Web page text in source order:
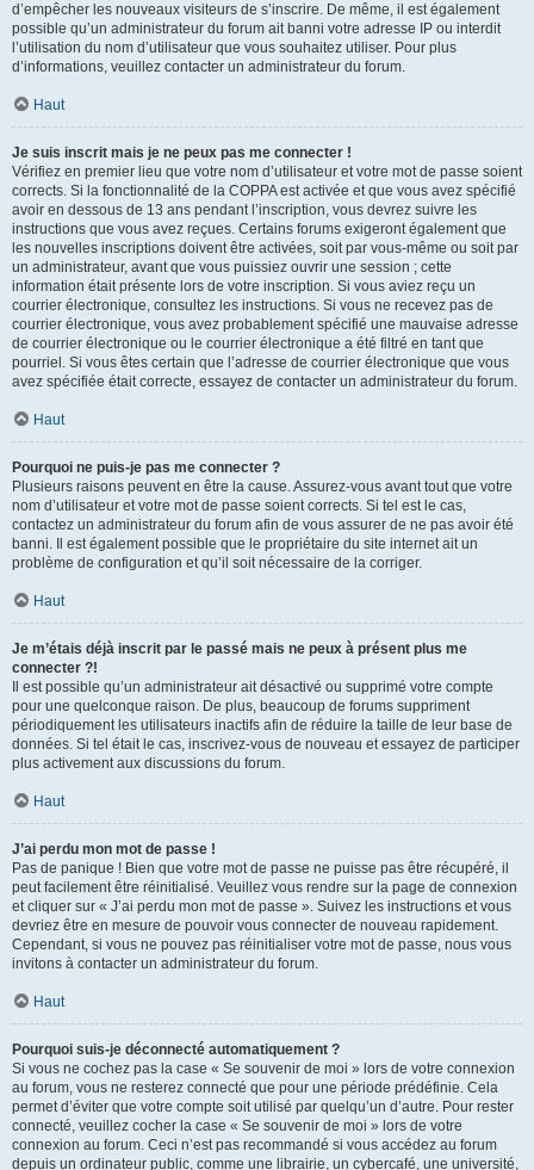
d’empêcher les nouveaux visiteurs de s’inscrire. De même, il est également
possible qu’un administrateur du forum ait banni votre adresse IP ou interdit
l’utilisation du nom d’utilisateur que vous souhaitez utiliser. Pour plus
d’informations, veuillez contacter un administrateur du forum.
Haut
Je suis inscrit mais je ne peux pas me connecter !
Vérifiez en premier lieu que votre nom d’utilisateur et votre mot de passe soient
corrects. Si la fonctionnalité de la COPPA est activée et que vous avez spécifié
avoir en dessous de 13 ans pendant l’inscription, vous devrez suivre les
instructions que vous avez reçues. Certains forums exigeront également que
les nouvelles inscriptions doivent être activées, soit par vous-même ou soit par
un administrateur, avant que vous puissiez ouvrir une session ; cette
information était présente lors de votre inscription. Si vous aviez reçu un
courrier électronique, consultez les instructions. Si vous ne recevez pas de
courrier électronique, vous avez probablement spécifié une mauvaise adresse
de courrier électronique ou le courrier électronique a été filtré en tant que
pourriel. Si vous êtes certain que l’adresse de courrier électronique que vous
avez spécifiée était correcte, essayez de contacter un administrateur du forum.
Haut
Pourquoi ne puis-je pas me connecter ?
Plusieurs raisons peuvent en être la cause. Assurez-vous avant tout que votre
nom d’utilisateur et votre mot de passe soient corrects. Si tel est le cas,
contactez un administrateur du forum afin de vous assurer de ne pas avoir été
banni. Il est également possible que le propriétaire du site internet ait un
problème de configuration et qu’il soit nécessaire de la corriger.
Haut
Je m’étais déjà inscrit par le passé mais ne peux à présent plus me
connecter ?!
Il est possible qu’un administrateur ait désactivé ou supprimé votre compte
pour une quelconque raison. De plus, beaucoup de forums suppriment
périodiquement les utilisateurs inactifs afin de réduire la taille de leur base de
données. Si tel était le cas, inscrivez-vous de nouveau et essayez de participer
plus activement aux discussions du forum.
Haut
J’ai perdu mon mot de passe !
Pas de panique ! Bien que votre mot de passe ne puisse pas être récupéré, il
peut facilement être réinitialisé. Veuillez vous rendre sur la page de connexion
et cliquer sur « J’ai perdu mon mot de passe ». Suivez les instructions et vous
devriez être en mesure de pouvoir vous connecter de nouveau rapidement.
Cependant, si vous ne pouvez pas réinitialiser votre mot de passe, nous vous
invitons à contacter un administrateur du forum.
Haut
Pourquoi suis-je déconnecté automatiquement ?
Si vous ne cochez pas la case « Se souvenir de moi » lors de votre connexion
au forum, vous ne resterez connecté que pour une période prédéfinie. Cela
permet d’éviter que votre compte soit utilisé par quelqu’un d’autre. Pour rester
connecté, veuillez cocher la case « Se souvenir de moi » lors de votre
connexion au forum. Ceci n’est pas recommandé si vous accédez au forum
depuis un ordinateur public, comme une librairie, un cybercafé, une université,